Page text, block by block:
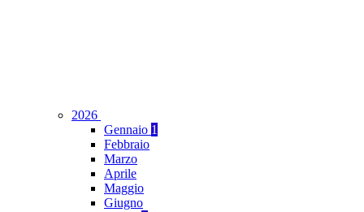
2026
Gennaio 1
Febbraio
Marzo
Aprile
Maggio
Giugno